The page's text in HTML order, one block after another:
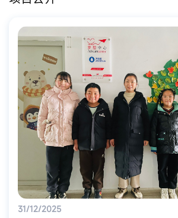
31/12/2025